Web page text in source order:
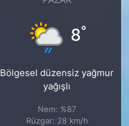
8°
Bölgesel düzensiz yağmur
yağışlı
Nem: %87
Rüzgar: 28 km/h